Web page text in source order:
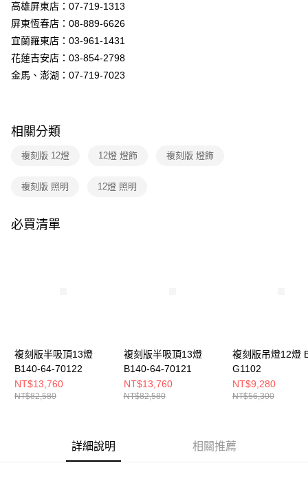
３．安心：先確認商品／服務後，再付款。
【「AFTEE先享後付」結帳流程】
１．於結帳方式選擇「AFTEE先享後付」後，將跳轉至「AFTEE先享後付」
結帳頁面，進行簡訊認證並確認金額後，即可完成結帳。
２．訂單成立數日內，您將收到繳費通知簡訊。
後付繳納相關費用。
是否繳費成功／繳費後需取消欲退款等相關疑問，請聯繫「AFTEE先享後付
易，需依本服務之必要範圍內提供個人資料，並將交易相關給付款項請求債
權轉讓予恩沛科技股份有限公司。
恩沛科技股份有限公司將有權停止該用戶之使用額度並採取法律行動。
新竹貨運宅配
高雄屏東店：07-719-1313
屏東恆春店：08-889-6626
宜蘭羅東店：03-961-1431
花蓮吉安店：03-854-2798
金馬、澎湖：07-719-7023
相關分類
複刻版 12燈 12燈 燈飾 複刻版 燈飾
複刻版 照明 12燈 照明
必買清單
複刻版半吸頂13燈
B140-64-70122
NT$13,760
NT$82,580
複刻版半吸頂13燈
B140-64-70121
NT$13,760
NT$82,580
複刻版吊燈12燈
G1102
NT$9,280
NT$56,300
詳細說明 相關推薦